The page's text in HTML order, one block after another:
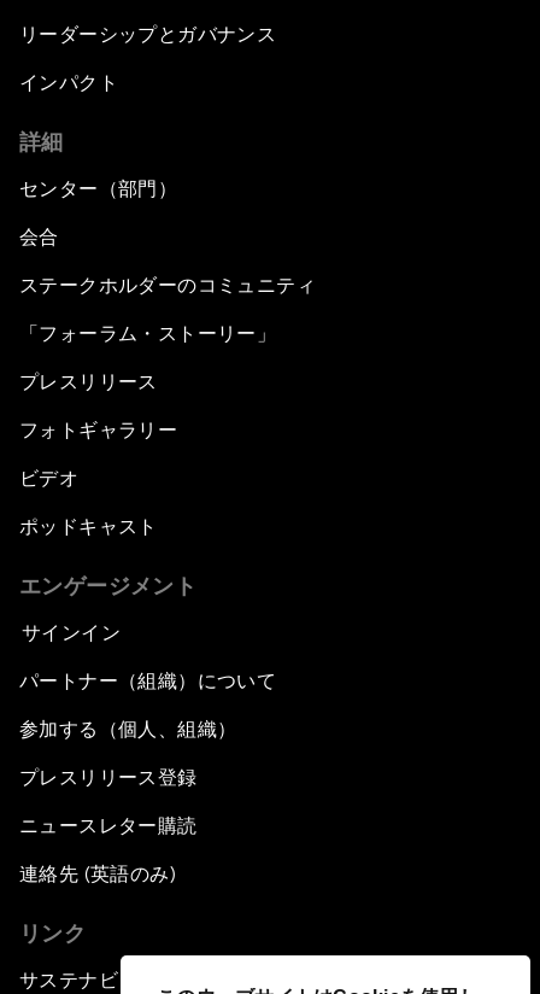
リーダーシップとガバナンス
インパクト
詳細
センター（部門）
会合
ステークホルダーのコミュニティ
「フォーラム・ストーリー」
プレスリリース
フォトギャラリー
ビデオ
ポッドキャスト
エンゲージメント
サインイン
パートナー（組織）について
参加する（個人、組織）
プレスリリース登録
ニュースレター購読
連絡先 (英語のみ)
リンク
サステナビリティへの取り組み